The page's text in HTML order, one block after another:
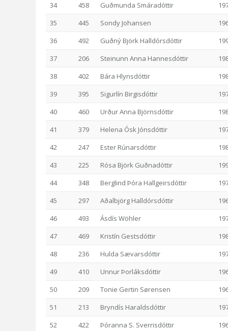
34
458 Guðmunda Smáradóttir
35
445 Sondy Johansen
36
492 Guðný Björk Halldórsdóttir
37
206 Steinunn Anna Hannesdóttir
38
402 Bára Hlynsdóttir
39
395 Sigurlín Birgisdóttir
40
460 Urður Anna Björnsdóttir
41
379 Helena Ósk Jónsdóttir
42
247 Ester Rúnarsdóttir
43
225 Rósa Björk Guðnadóttir
44
348 Berglind Þóra Hallgeirsdóttir
45
297 Aðalbjörg Halldórsdóttir
46
493 Ásdís Wöhler
47
469 Kristín Gestsdóttir
48
236 Hulda Sævarsdóttir
49
410 Unnur Þorláksdóttir
50
209 Tonie Gertin Sørensen
51
213 Bryndís Haraldsdóttir
52
422 Þóranna S. Sverrisdóttir